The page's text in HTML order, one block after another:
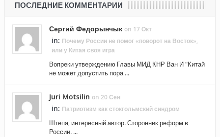
ПОСЛЕДНИЕ КОММЕНТАРИИ
Сергий Федорынчык on 17 Окт
in: Почему России не помог «поворот на Восток»,
или у Китая своя игра
Вопреки утверждению Главы МИД КНР Ван И "Китай
не может допустить пора ...
Juri Motsilin on 20 Сен
in: Патриотизм как стокгольмский синдром
Штепа, интересный автор. Сторонник реформ в
России. ...